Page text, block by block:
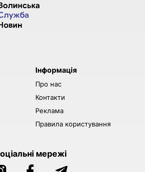
Інформація
Про нас
Контакти
Реклама
Правила користування
мережі